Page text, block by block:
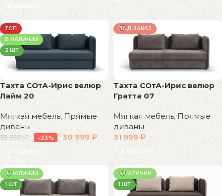
В корзину
ТОП
В НАЛИЧИИ
2 ШТ
Тахта СОтА-Ирис велюр
Лайм 20
Мягкая мебель, Прямые
диваны
39 999₽ -23% 30 999 ₽
В корзину
ПОД ЗАКАЗ
Тахта СОтА-Ирис велюр
Гратта 07
Мягкая мебель,Прямые
диваны
31 999 ₽
В корзину
В НАЛИЧИИ
1 ШТ
В НАЛИЧИИ
1 ШТ